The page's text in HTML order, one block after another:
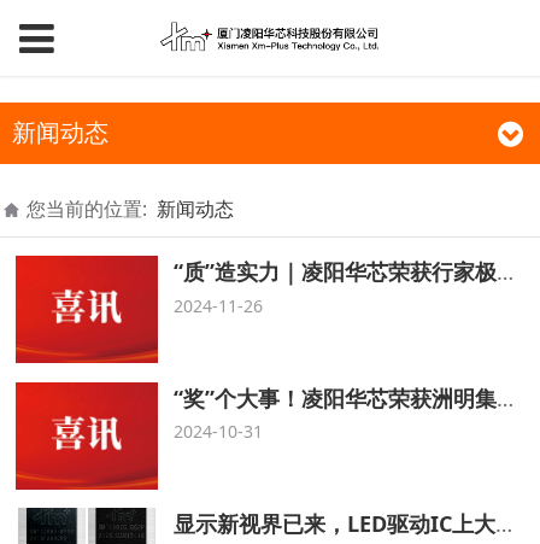
新闻动态
您当前的位置: 新闻动态
“质”造实力｜凌阳华芯荣获行家极光奖“2024年度创新产品”
2024-11-26
“奖”个大事！凌阳华芯荣获洲明集团2024「最佳质量奖」
2024-10-31
显示新视界已来，LED驱动IC上大分？